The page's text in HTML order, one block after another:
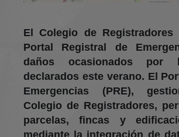
El Colegio de
Portal Registral de
daños ocasionados por
declarados este verano. El
Emergencias (PRE),
Colegio de Registradores,
parcelas, fincas y
mediante la integración de